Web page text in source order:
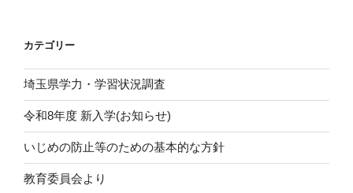
ー
シ
ョ
ン
カテゴリー
埼玉県学力・学習状況調査
令和8年度 新入学(お知らせ)
いじめの防止等のための基本的な方針
教育委員会より